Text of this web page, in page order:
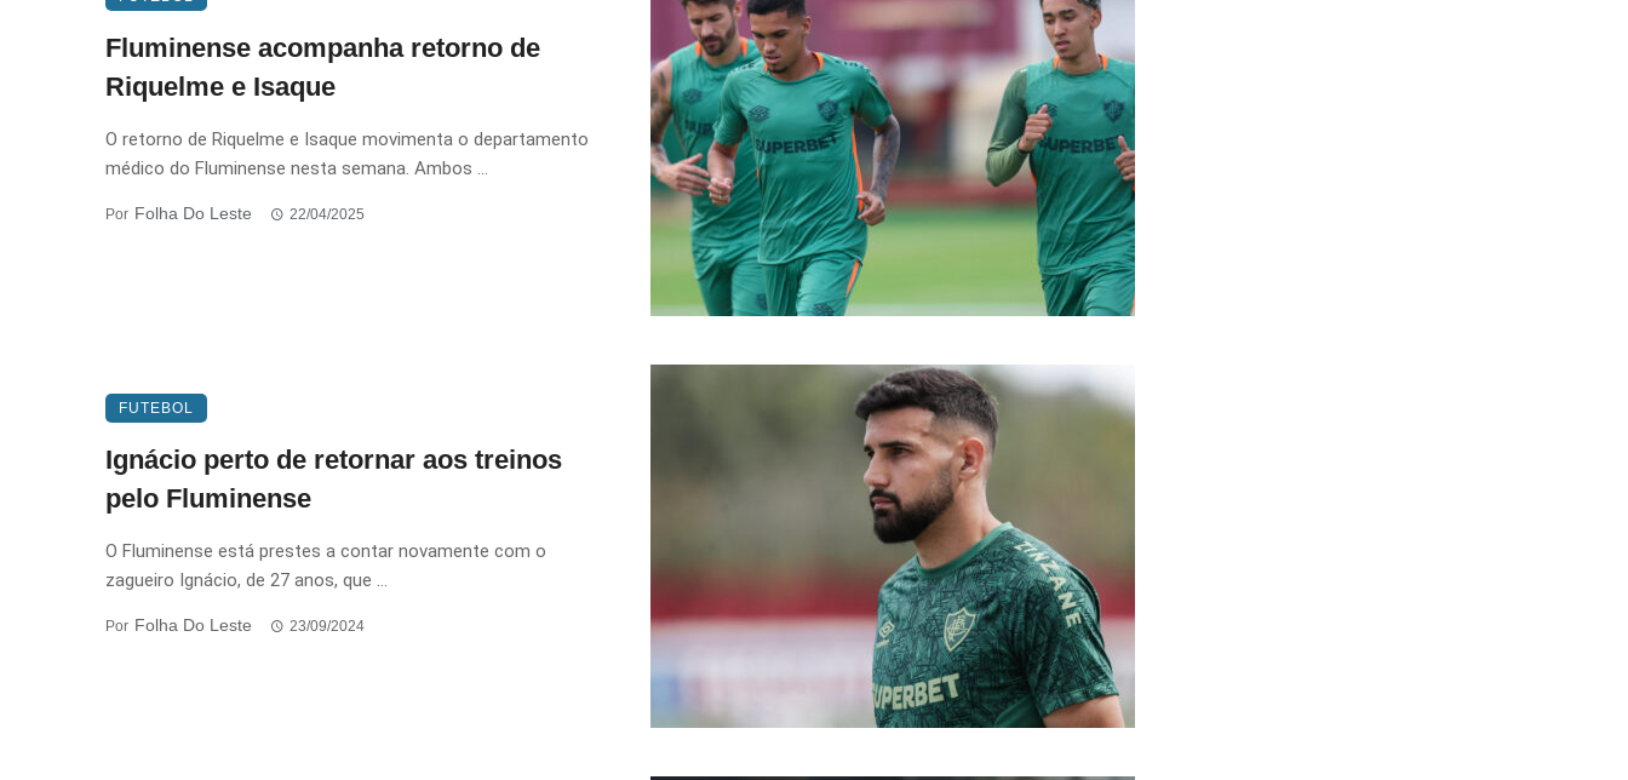
Fluminense acompanha retorno de
Riquelme e Isaque
O retorno de Riquelme e Isaque movimenta o departamento
médico do Fluminense nesta semana. Ambos ...
Por Folha Do Leste 22/04/2025
FUTEBOL
Ignácio perto de retornar aos treinos
pelo Fluminense
O Fluminense está prestes a contar novamente com o
zagueiro Ignácio, de 27 anos, que ...
Por Folha Do Leste 23/09/2024